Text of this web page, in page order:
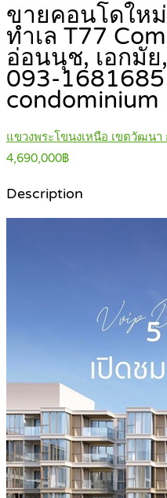
ขายคอนโดใหม่
ทำเล T77
อ่อนนุช, เอกมั
093-1681685
condominium
แขวงพระโขนงเหนือ เขตวัฒน
4,690,000฿
Description